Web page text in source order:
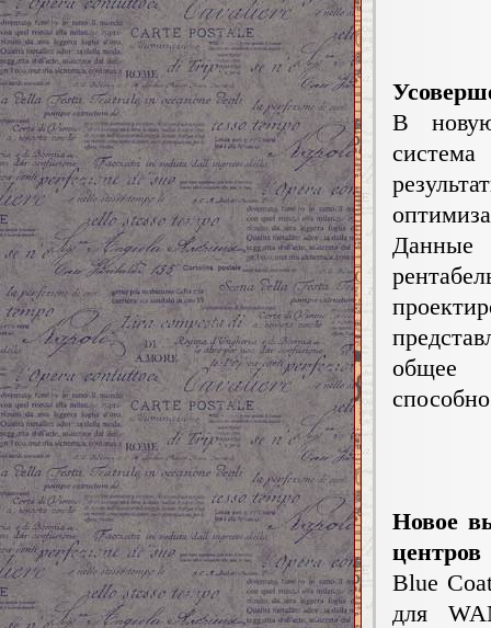
В новую
общее
Новое
центров
Blue
для